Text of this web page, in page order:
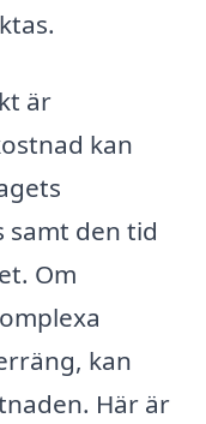
är
kan
samt den tid
Om
kan
Här är